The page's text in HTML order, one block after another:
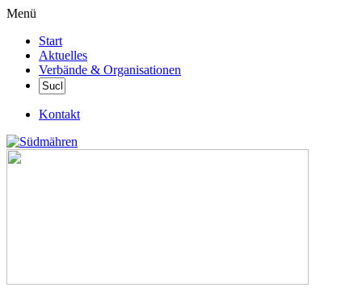
Menü
Start
Aktuelles
Verbände & Organisationen
Kontakt